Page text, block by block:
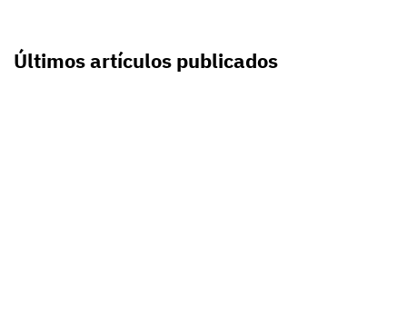
Últimos artículos publicados